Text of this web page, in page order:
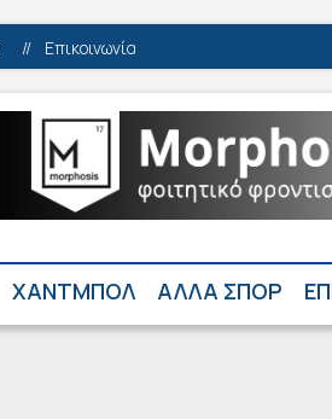
// Επικοινωνία
ΧΑΝΤΜΠΟΛ ΑΛΛΑ ΣΠΟΡ